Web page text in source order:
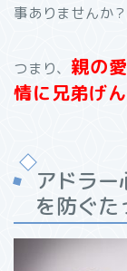
事ありませんか？
つまり、 親の
情に兄弟げ
アドラ
を防ぐた